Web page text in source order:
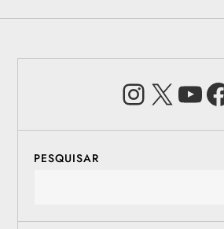
X
PESQUISAR